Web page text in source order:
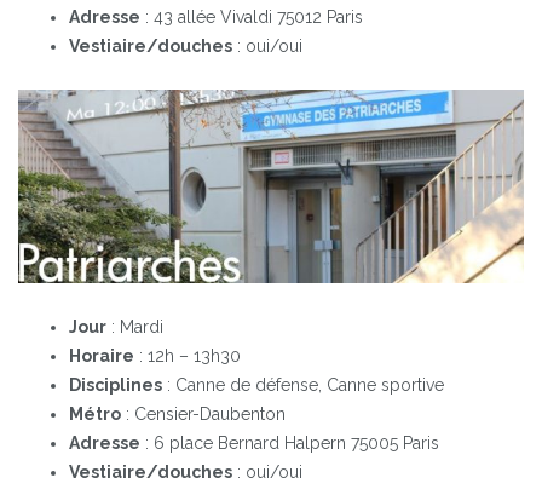
Adresse : 43 allée Vivaldi 75012 Paris
Vestiaire/douches : oui/oui
Jour : Mardi
Horaire : 12h – 13h30
Disciplines : Canne de défense, Canne sportive
Métro : Censier-Daubenton
Adresse : 6 place Bernard Halpern 75005 Paris
Vestiaire/douches : oui/oui